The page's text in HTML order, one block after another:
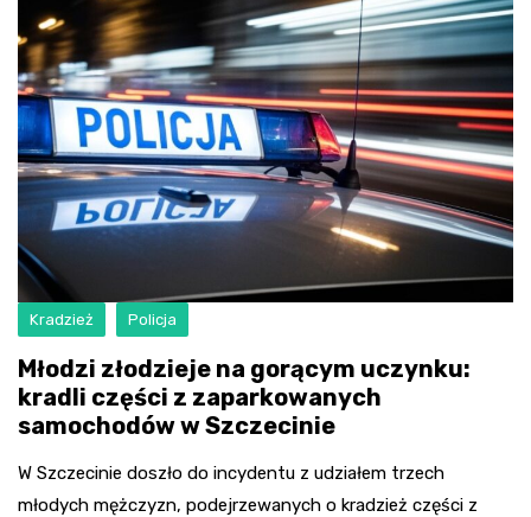
Kradzież Policja
Młodzi złodzieje na gorącym uczynku:
kradli części z zaparkowanych
samochodów w Szczecinie
W Szczecinie doszło do incydentu z udziałem trzech
młodych mężczyzn, podejrzewanych o kradzież części z